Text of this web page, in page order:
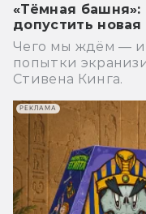
«Тёмная
допустить новая
Чего мы ждём — и
попытки
Стивена Кинга.
РЕКЛАМА